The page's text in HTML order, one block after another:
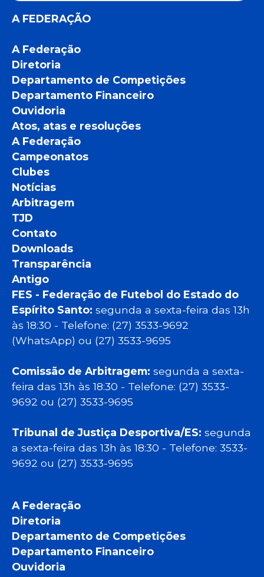
A FEDERAÇÃO
A Federação
Diretoria
Departamento de Competições
Departamento Financeiro
Ouvidoria
Atos, atas e resoluções
A Federação
Campeonatos
Clubes
Notícias
Arbitragem
TJD
Contato
Downloads
Transparência
Antigo
FES - Federação de Futebol do Estado do
Espírito Santo: segunda a sexta-feira das 13h
às 18:30 - Telefone: (27) 3533-9692
(WhatsApp) ou (27) 3533-9695
Comissão de Arbitragem: segunda a sexta-
feira das 13h às 18:30 - Telefone: (27) 3533-
9692 ou (27) 3533-9695
Tribunal de Justiça Desportiva/ES: segunda
a sexta-feira das 13h às 18:30 - Telefone: 3533-
9692 ou (27) 3533-9695
A Federação
Diretoria
Departamento de Competições
Departamento Financeiro
Ouvidoria